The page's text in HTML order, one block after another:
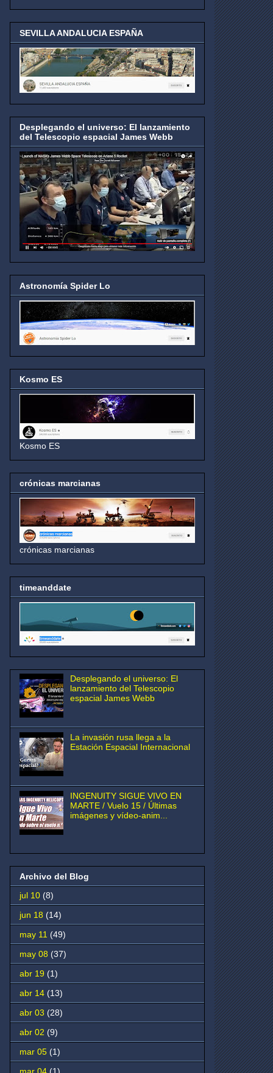
SEVILLA ANDALUCIA ESPAÑA
Desplegando el universo: El lanzamiento
del Telescopio espacial James Webb
Astronomía Spider Lo
Kosmo ES
Kosmo ES
crónicas marcianas
crónicas marcianas
timeanddate
Desplegando el universo: El
lanzamiento del Telescopio
espacial James Webb
La invasión rusa llega a la
Estación Espacial Internacional
INGENUITY SIGUE VIVO EN
MARTE / Vuelo 15 / Últimas
imágenes y vídeo-anim...
Archivo del Blog
jul 10 (8)
jun 18 (14)
may 11 (49)
may 08 (37)
abr 19 (1)
abr 14 (13)
abr 03 (28)
abr 02 (9)
mar 05 (1)